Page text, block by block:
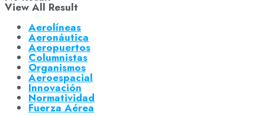
View All Result
Aerolíneas
Aeronáutica
Aeropuertos
Columnistas
Organismos
Aeroespacial
Innovación
Normatividad
Fuerza Aérea